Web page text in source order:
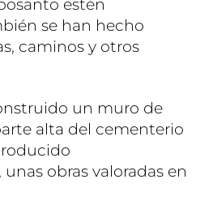
estén
se han hecho
caminos y otros
un muro de
alta del cementerio
obras valoradas en